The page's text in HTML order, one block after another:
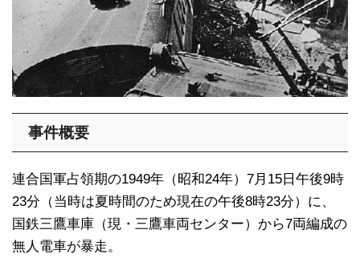
事件概要
連合国軍占領期の1949年（昭和24年）7月15日午後9時
23分（当時は夏時間のため現在の午後8時23分）に、
国鉄三鷹車庫（現・三鷹車両センター）から7両編成の
無人電車が暴走。